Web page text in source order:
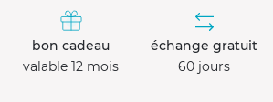
bon cadeau
valable 12 mois
échange gratuit
60 jours